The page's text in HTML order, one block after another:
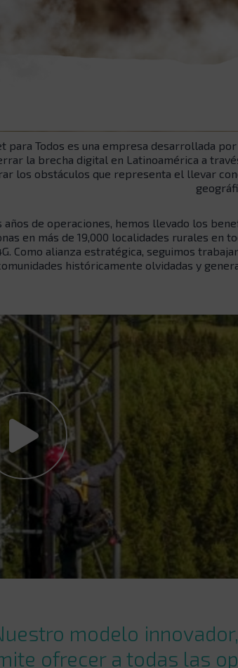
para Todos es una empresa desarrollada
la brecha digital en Latinoamérica a
los obstáculos que representa el llevar
años de operaciones, hemos llevado los
en más de 19,000 localidades rurales en
Como alianza estratégica, seguimos
históricamente olvidadas y
modelo
ofrecer a todas las